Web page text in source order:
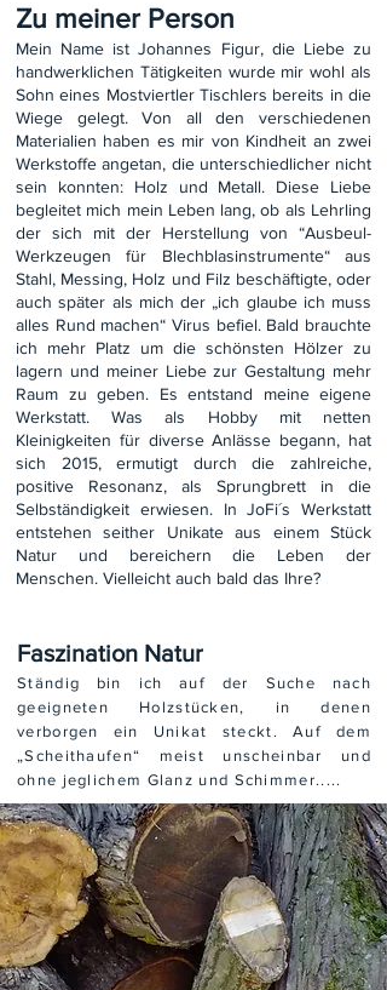
Zu meiner Person
Mein Name ist Johannes Figur, die Liebe zu
handwerklichen Tätigkeiten wurde mir wohl als
Sohn eines Mostviertler Tischlers bereits in die
Wiege gelegt. Von all den verschiedenen
Materialien haben es mir von Kindheit an zwei
Werkstoffe angetan, die unterschiedlicher nicht
sein konnten: Holz und Metall. Diese Liebe
begleitet mich mein Leben lang, ob als Lehrling
der sich mit der Herstellung von “Ausbeul-
Werkzeugen für Blechblasinstrumente“ aus
Stahl, Messing, Holz und Filz beschäftigte, oder
auch später als mich der „ich glaube ich muss
alles Rund machen“ Virus befiel. Bald brauchte
ich mehr Platz um die schönsten Hölzer zu
lagern und meiner Liebe zur Gestaltung mehr
Raum zu geben. Es entstand meine eigene
Werkstatt. Was als Hobby mit netten
Kleinigkeiten für diverse Anlässe begann, hat
sich 2015, ermutigt durch die zahlreiche,
positive Resonanz, als Sprungbrett in die
Selbständigkeit erwiesen. In JoFi´s Werkstatt
entstehen seither Unikate aus einem Stück
Natur und bereichern die Leben der
Menschen. Vielleicht auch bald das Ihre?
Faszination Natur
Ständig bin ich auf der Suche nach
geeigneten Holzstücken, in denen
verborgen ein Unikat steckt. Auf dem
„Scheithaufen“ meist unscheinbar und
ohne jeglichem Glanz und Schimmer.....